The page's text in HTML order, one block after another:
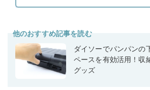
他のおすすめ記事を読む
ダイソーでパンパンの
ペースを有効活用！収
グッズ